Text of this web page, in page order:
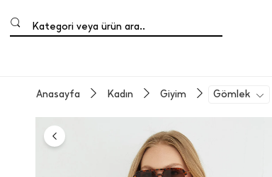
Kategori veya ürün ara..
Gömlek
Giyim
Kadın
Anasayfa